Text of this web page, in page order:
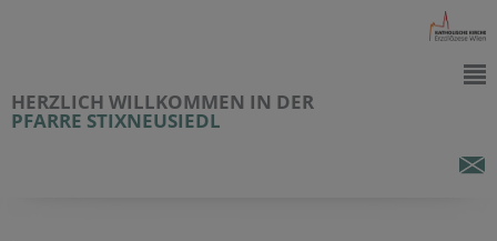
HERZLICH WILLKOMMEN IN DER
PFARRE STIXNEUSIEDL